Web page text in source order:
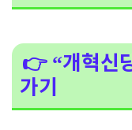
👉 “개혁신
가기